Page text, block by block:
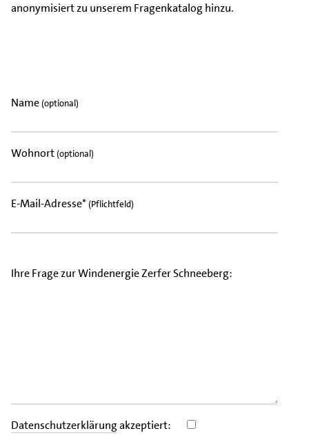
anonymisiert zu unserem Fragenkatalog hinzu.
Name (optional)
Wohnort (optional)
E-Mail-Adresse* (Pflichtfeld)
Ihre Frage zur Windenergie Zerfer Schneeberg:
Datenschutzerklärungakzeptiert: